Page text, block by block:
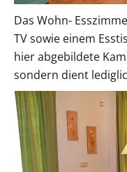
Das Wohn-
TV sowie einem
hier abgebildete
sondern dient